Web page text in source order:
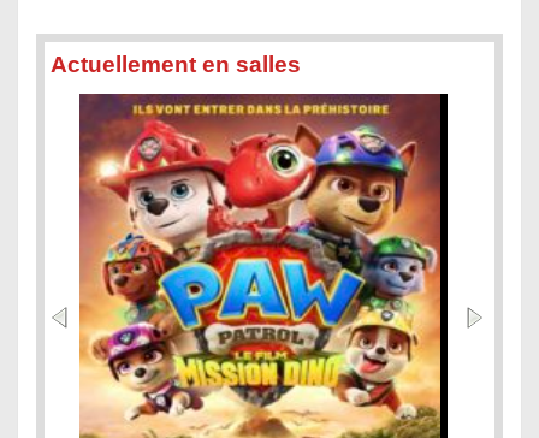
Actuellement en salles